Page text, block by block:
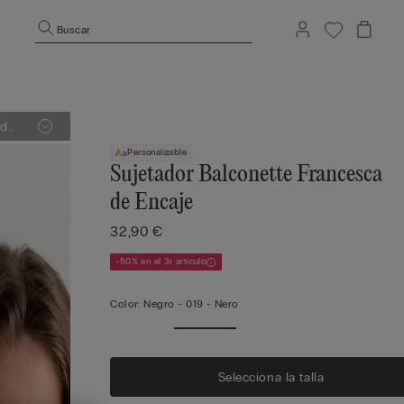
Buscar
Personalizable
Sujetador Balconette Francesca
de Encaje
32,90 €
-50% en el 3r artículo
Color: Negro -019 - Nero
Selecciona la talla